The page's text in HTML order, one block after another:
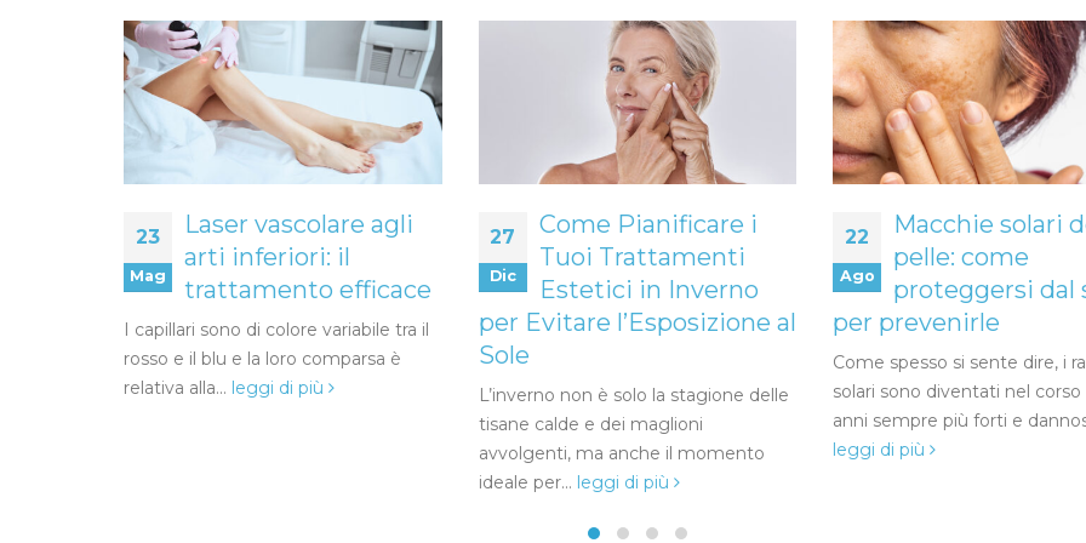
23
Mag
Laser vascolare agli
arti inferiori: il
trattamento efficace
I capillari sono di colore variabile tra il
rosso e il blu e la loro comparsa è
relativa alla... leggi di più
27
Dic
Come Pianificare i
Tuoi Trattamenti
Estetici in Inverno
per Evitare l’Esposizione al
Sole
L’inverno non è solo la stagione delle
tisane calde e dei maglioni
avvolgenti, ma anche il momento
ideale per... leggi di più
22
Ago
Macchie solari
pelle: come
proteggersi dal
per prevenirle
Come spesso si sente dire, i
solari sono diventati nel corso
anni sempre più forti e
leggi di più